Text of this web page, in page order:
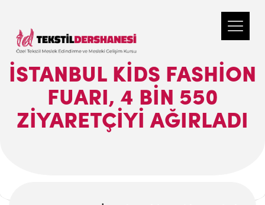
İSTANBUL KIDS FASHION
FUARI, 4 BIN 550
ZIYARETÇIYI AĞIRLADI